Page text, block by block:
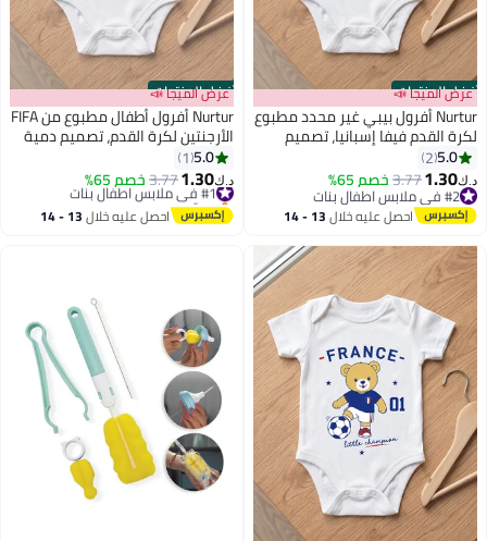
أفضل المنتجات
عرض الميجا 📣
Nurtur أفرول بيبي غير محدد مطبوع
لكرة القدم فيفا إسبانيا، تصميم
دمية بطل صغير، بدلة قطنية ناعمة
للأطفال - أبيض
5.0
2
د.ك‏1.30
3.77خصم 65%
#2 في ملابس اطفال بنات
#2 في ملابس اطفال بنات احصل عليه خلال 13 - 14
أفضل المنتجات
عرض الميجا 📣
Nurtur أفرول أطفال مطبوع من FIFA
الأرجنتين لكرة القدم، تصميم دمية
بطل صغير، بدلة قطنية ناعمة -
أبيض
5.0
1
د.ك‏1.30
3.77خصم 65% #1 في ملابس اطفال بنات
بتخلّص بسرعة
#1 في ملابس اطفال بنات احصل عليه خلال 13 - 14